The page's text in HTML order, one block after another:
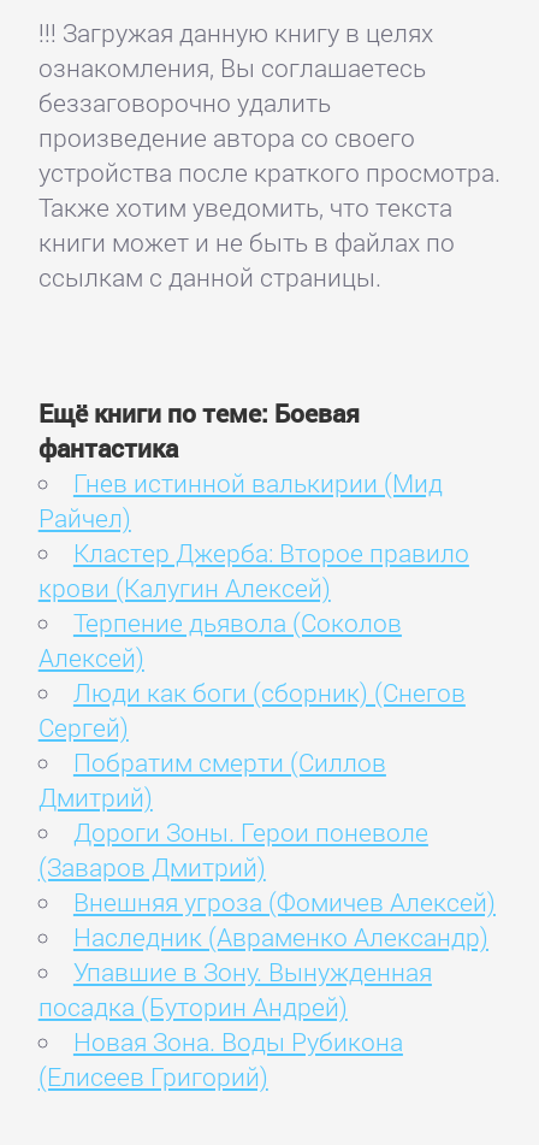
!!! Загружая данную книгу в целях
ознакомления, Вы соглашаетесь
беззаговорочно удалить
произведение автора со своего
устройства после краткого просмотра.
Также хотим уведомить, что текста
книги может и не быть в файлах по
ссылкам с данной страницы.
Ещё книги по теме: Боевая
фантастика
Гнев истинной валькирии (Мид
Райчел)
Кластер Джерба: Второе правило
крови (Калугин Алексей)
Терпение дьявола (Соколов
Алексей)
Люди как боги (сборник) (Снегов
Сергей)
Побратим смерти (Силлов
Дмитрий)
Дороги Зоны. Герои поневоле
(Заваров Дмитрий)
Внешняя угроза (Фомичев Алексей)
Наследник (Авраменко Александр)
Упавшие в Зону. Вынужденная
посадка (Буторин Андрей)
Новая Зона. Воды Рубикона
(Елисеев Григорий)